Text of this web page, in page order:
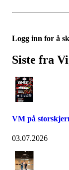
Logg inn for å
Siste fra
VM på
03.07.2026